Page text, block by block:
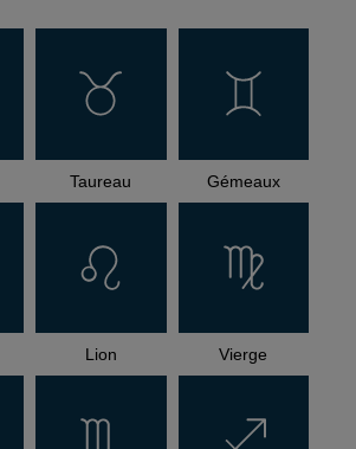
Taureau Gémeaux
Lion Vierge